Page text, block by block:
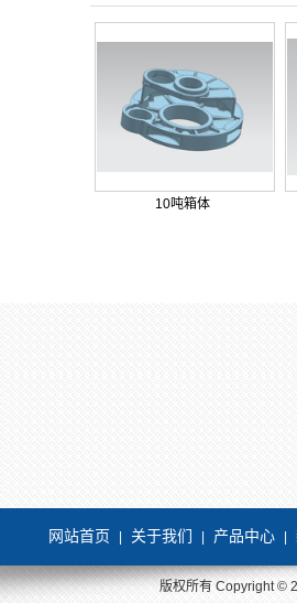
10吨箱体
网站首页 关于我们 产品中心
版权所有 Copyright ©